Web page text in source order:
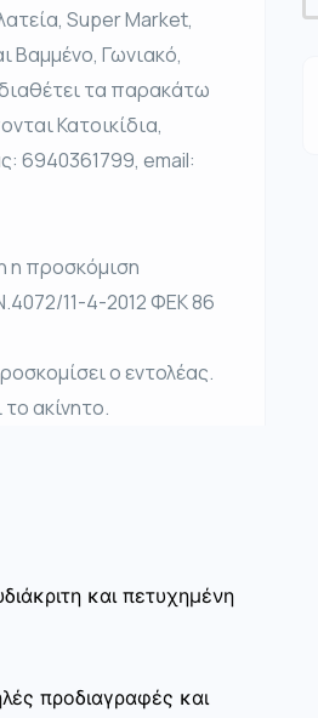
Super Market,
Βαμμένο, Γωνιακό,
τα παρακάτω
Κατοικίδια,
6940361799, email:
η προσκόμιση
11-4-2012 ΦΕΚ 86
ο εντολέας.
ακίνητο.
και πετυχημένη
προδιαγραφές και